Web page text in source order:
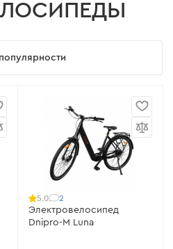
5.0 2
Электровелосипед
Dnipro-M Luna